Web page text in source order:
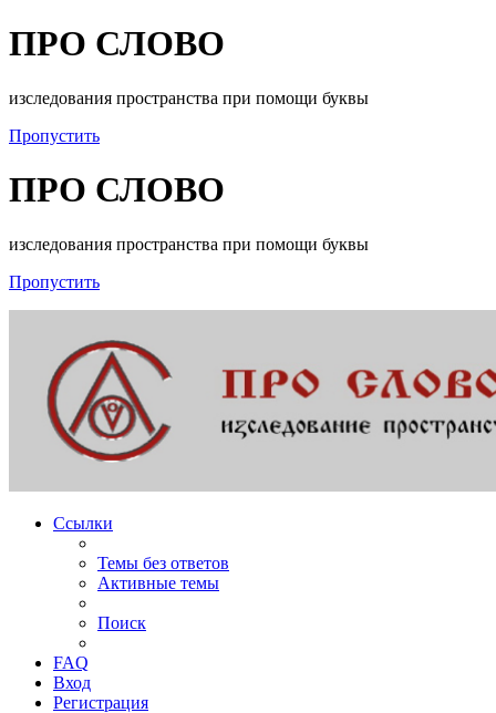
ПРО СЛОВО
изследования пространства при помощи буквы
Пропустить
ПРО СЛОВО
изследования пространства при помощи буквы
Пропустить
Ссылки
Темы без ответов
Активные темы
Поиск
FAQ
Вход
Регистрация